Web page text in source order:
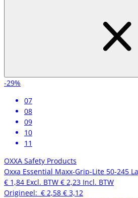
-29%
07
08
09
10
11
OXXA Safety Products
Oxxa Essential Maxx-Grip-Lite 50-245
€ 1,84 Excl. BTW € 2,23 Incl. BTW
Origineel: € 2,58 € 3,12